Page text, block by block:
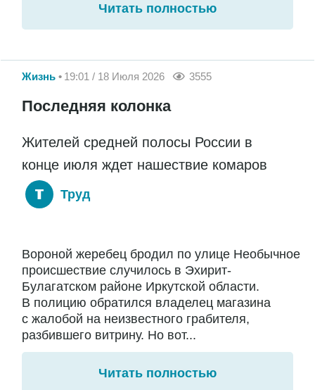
Читать полностью
Жизнь 19:01 / 18 Июля 2026 3555
Последняя колонка
Жителей средней полосы России в
конце июля ждет нашествие комаров
Труд
Вороной жеребец бродил по улице Необычное
происшествие случилось в Эхирит-
Булагатском районе Иркутской области.
В полицию обратился владелец магазина
с жалобой на неизвестного грабителя,
разбившего витрину. Но вот...
Читать полностью